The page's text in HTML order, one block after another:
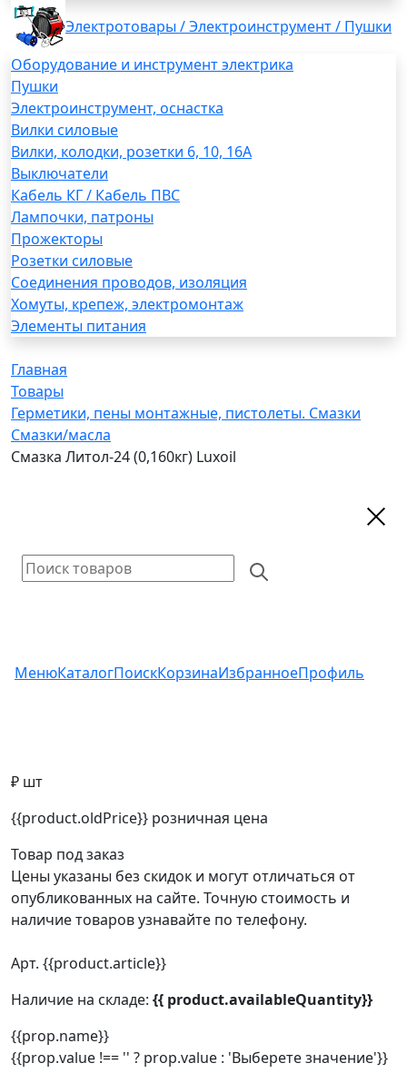
Электротовары / Электроинструмент / Пушки
Оборудование и инструмент электрика
Пушки
Электроинструмент, оснастка
Вилки силовые
Вилки, колодки, розетки 6, 10, 16А
Выключатели
Кабель КГ / Кабель ПВС
Лампочки, патроны
Прожекторы
Розетки силовые
Соединения проводов, изоляция
Хомуты, крепеж, электромонтаж
Элементы питания
Главная
Товары
Герметики, пены монтажные, пистолеты. Смазки
Смазки/масла
Смазка Литол-24 (0,160кг) Luxoil
МенюКаталогПоискКорзинаИзбранноеПрофиль
₽ шт
{{product.oldPrice}} розничная цена
Товар под заказ
Цены указаны без скидок и могут отличаться от
опубликованных на сайте. Точную стоимость и
наличие товаров узнавайте по телефону.
Арт. {{product.article}}
Наличие на складе: {{ product.availableQuantity}}
{{prop.name}}
{{prop.value !== '' ? prop.value : 'Выберете значение'}}